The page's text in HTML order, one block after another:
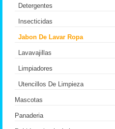
Detergentes
Insecticidas
Jabon De Lavar Ropa
Lavavajillas
Limpiadores
Utencillos De Limpieza
Mascotas
Panaderia